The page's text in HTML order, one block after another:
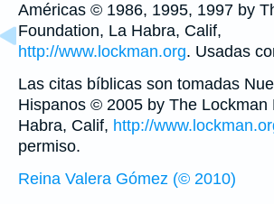
Américas © 1986, 1995, 1997 by
Foundation, La Habra, Calif,
http://www.lockman.org. Usadas
Las citas bíblicas son tomadas
Hispanos © 2005 by The Lockman
Habra, Calif, http://
permiso.
Reina Valera Gómez (© 2010)